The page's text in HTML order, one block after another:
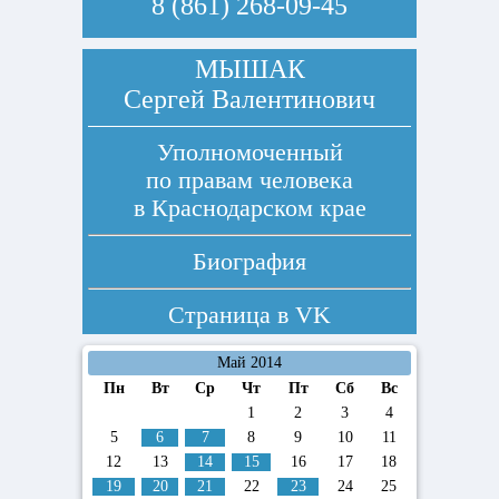
МЫШАК
Сергей Валентинович
Уполномоченный
по правам человека
в Краснодарском крае
Биография
Страница в VK
Май 2014
Пн
Вт Ср Чт Пт Сб
Вс
1
2 3
4
5
6 7 8 9 10
11
12
13 14 15 16 17
18
19
20 21 22 23 24 25